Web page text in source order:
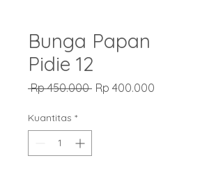
Bunga Papan
Pidie 12
Rp 450.000 Harga
Rp 400.000
Kuantitas *